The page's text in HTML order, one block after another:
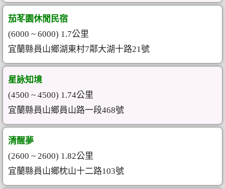
茄苳園休閒民宿
(6000 ~ 6000) 1.7公里
宜蘭縣員山鄉湖東村7鄰大湖十路21號
星詠知境
(4500 ~ 4500) 1.74公里
宜蘭縣員山鄉員山路一段468號
清醒夢
(2600 ~ 2600) 1.82公里
宜蘭縣員山鄉枕山十二路103號